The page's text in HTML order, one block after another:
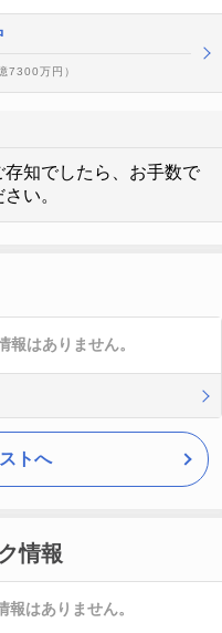
7300万円）
知でしたら、お手数で
い。
報はありません。
トへ
情報
はありません。